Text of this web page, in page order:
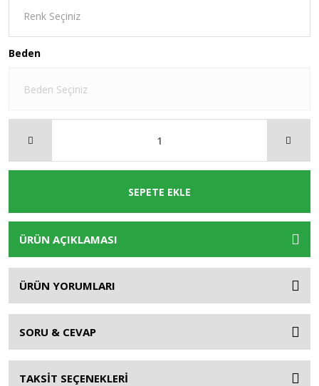
Beden
SEPETE EKLE
ÜRÜN AÇIKLAMASI
ÜRÜN YORUMLARI
SORU & CEVAP
TAKSİT SEÇENEKLERİ